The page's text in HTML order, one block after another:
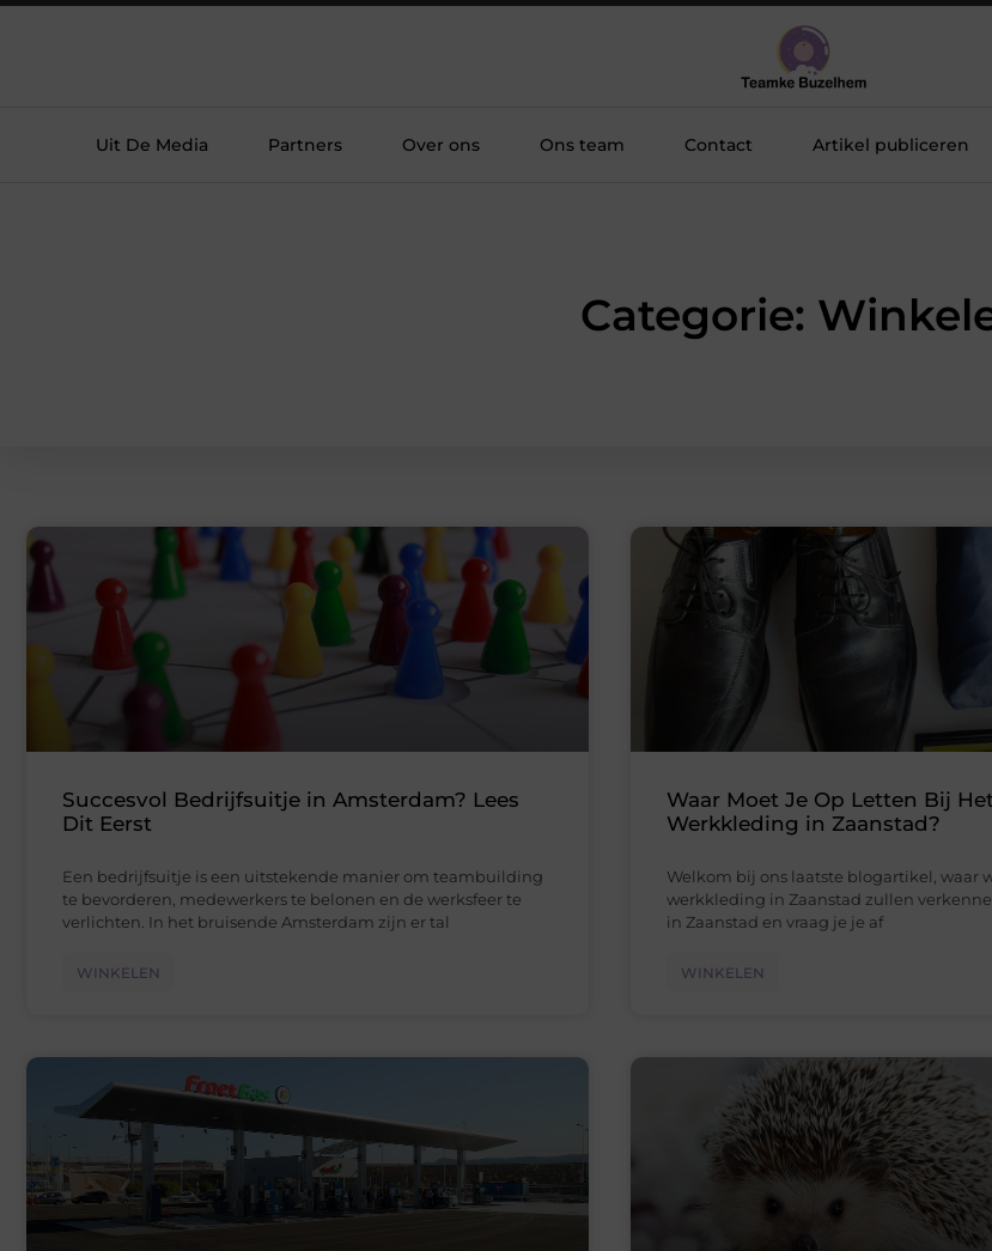
Uit De Media Partners Over ons Ons team Contact Artikel publiceren
Categorie:
Succesvol Bedrijfsuitje in Amsterdam? Lees
Dit Eerst
Een bedrijfsuitje is een uitstekende manier om teambuilding
te bevorderen, medewerkers te belonen en de werksfeer te
verlichten. In het bruisende Amsterdam zijn er tal
WINKELEN
Waar Moet Je Op Letten Bij
Werkkleding in Zaanstad?
Welkom bij ons laatste blogartikel, waar
werkkleding in Zaanstad zullen
in Zaanstad en vraag je je af
WINKELEN